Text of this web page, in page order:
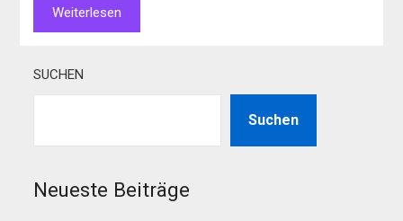
Weiterlesen
SUCHEN
Suchen
Neueste Beiträge